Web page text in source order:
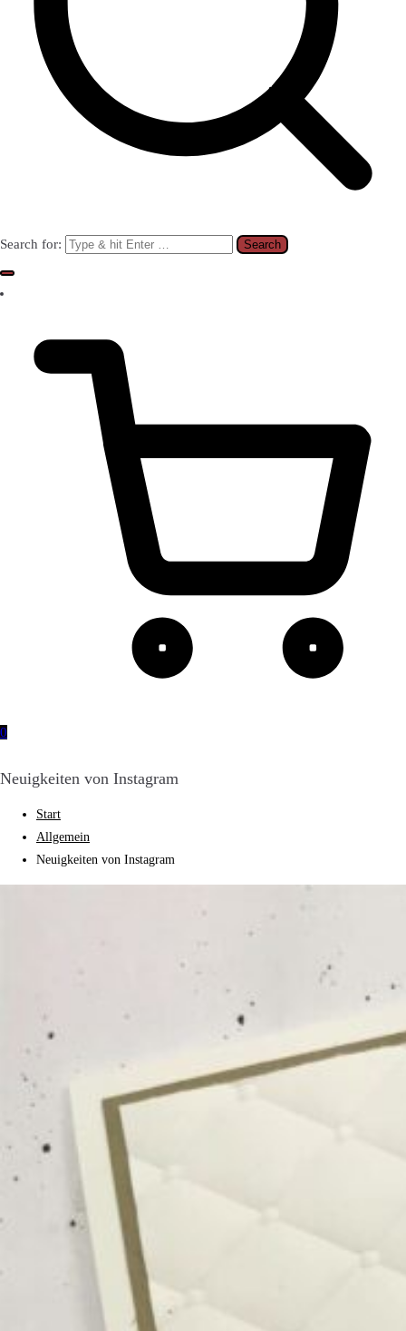
Search for:
0
Neuigkeiten von Instagram
Start
Allgemein
Neuigkeiten von Instagram